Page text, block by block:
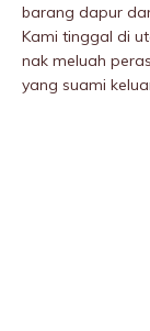
barang dapur
Kami tinggal di
nak meluah
yang suami